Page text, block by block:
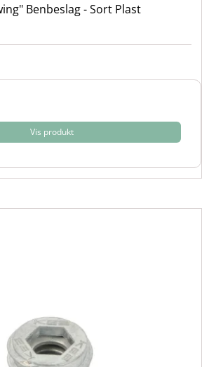
Benbeslag - Sort Plast
Vis produkt